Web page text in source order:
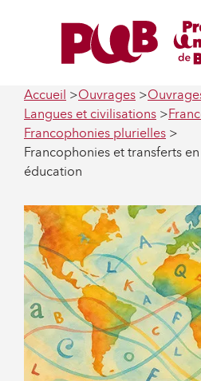
Accueil Ouvrages
Langues et civilisations
Francophonies plurielles
Francophonies et transferts
éducation